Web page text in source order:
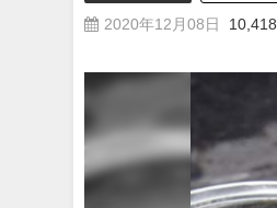
2020年12月08日 10,418